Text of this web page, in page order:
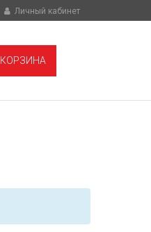
Личный кабинет
КОРЗИНА